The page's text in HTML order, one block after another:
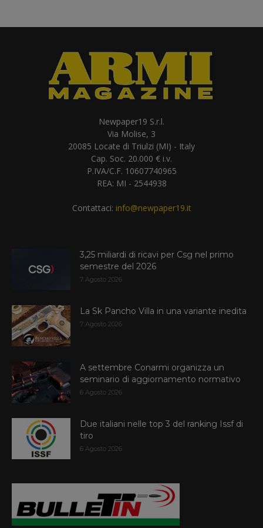
Newpaper19 S.r.l.
Via Molise, 3
20085 Locate di Triulzi (MI) - Italy
Cap. Soc. 20.000 € i.v.
P.IVA/C.F. 10607740965
REA: MI - 2544938
Contattaci: info@newpaper19.it
3,25 miliardi di ricavi per Csg nel primo
semestre del 2026
7 Agosto 2026
La Sk Pancho Villa in una variante inedita
7 Agosto 2026
A settembre Conarmi organizza un
seminario di aggiornamento normativo
6 Agosto 2026
Due italiani nelle top 3 del ranking Issf di
tiro
6 Agosto 2026